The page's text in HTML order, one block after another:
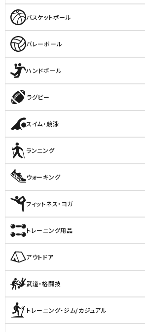
バスケットボール
バレーボール
ハンドボール
ラグビー
スイム・競泳
ランニング
ウォーキング
フィットネス・ヨガ
トレーニング用品
アウトドア
武道・格闘技
トレーニング・ジム/カジュアル